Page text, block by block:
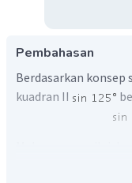
Pembahasan
Berdasarkan
kuadran II